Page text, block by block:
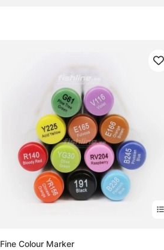
Fine Colour Marker